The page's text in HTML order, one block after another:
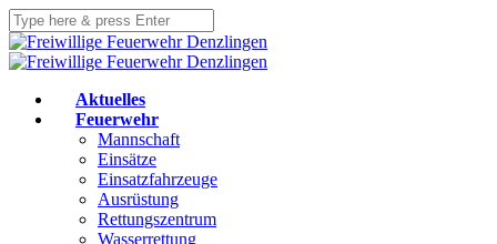
Aktuelles
Feuerwehr
Mannschaft
Einsätze
Einsatzfahrzeuge
Ausrüstung
Rettungszentrum
Wasserrettung